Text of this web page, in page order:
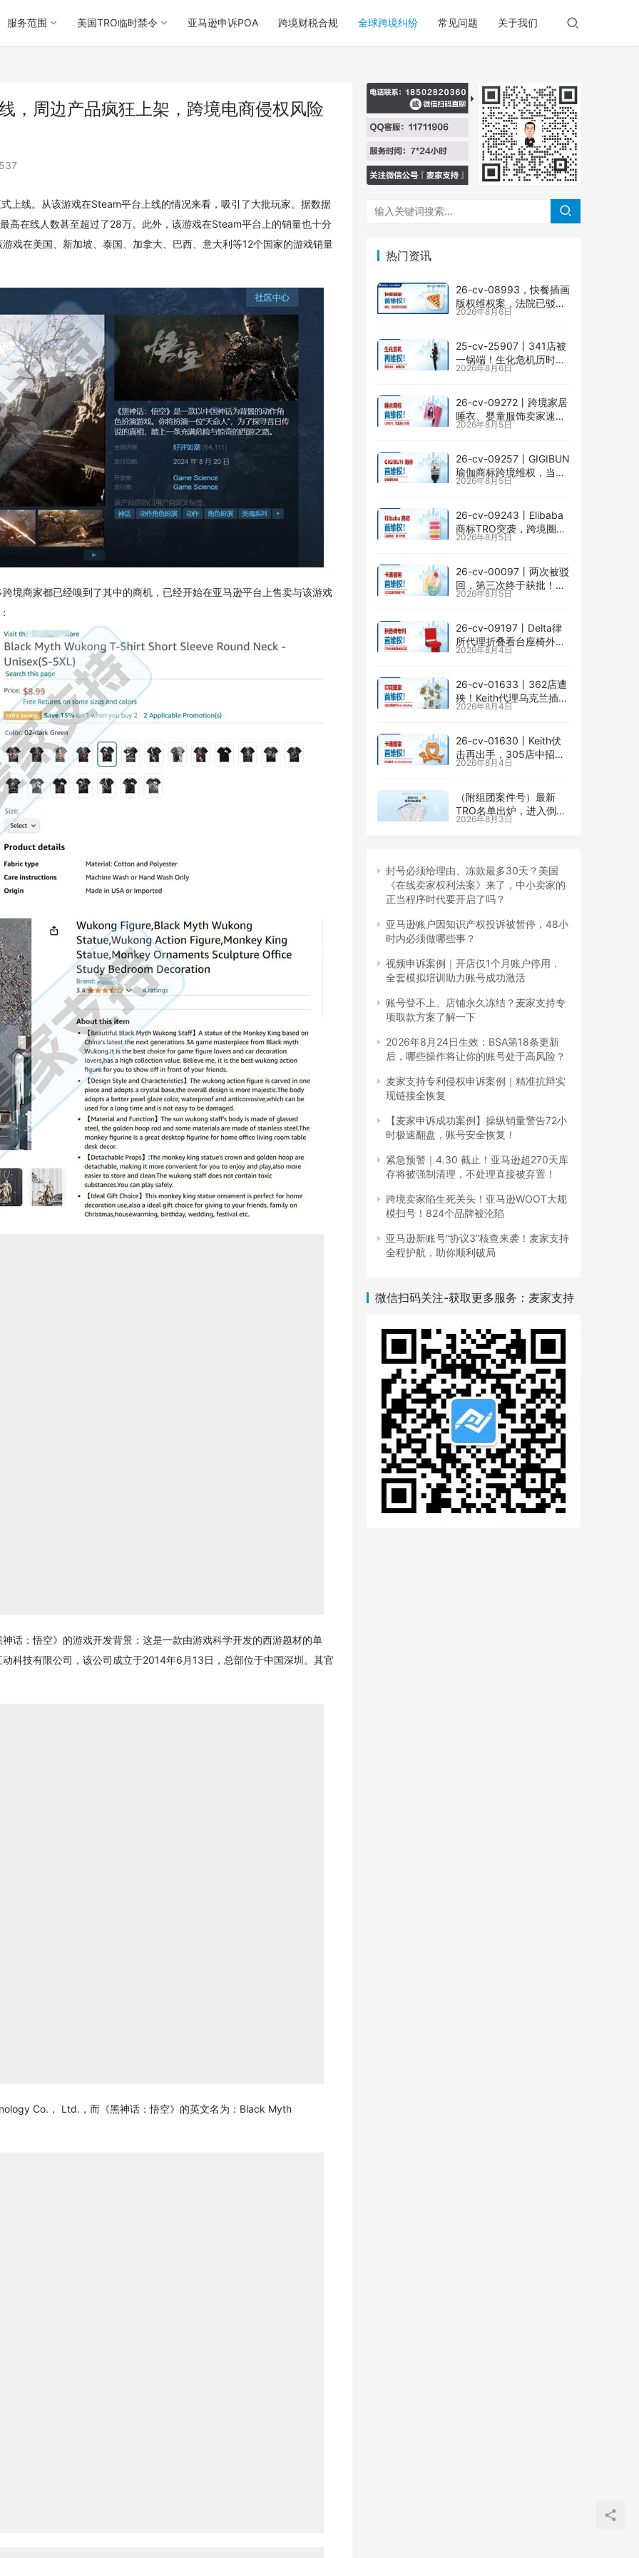
服务范围 美国TRO临时禁令 亚马逊申诉POA 跨境财税合规 全球跨境纠纷 常见问题 关于我们
，周边产品疯狂上架，跨境电商侵权风险
上线。从该游戏在Steam平台上线的情况来看，吸引了大批玩家。据数据
高在线人数甚至超过了28万。此外，该游戏在Steam平台上的销量也十分
戏在美国、新加坡、泰国、加拿大、巴西、意大利等12个国家的游戏销量
境商家都已经嗅到了其中的商机，已经开始在亚马逊平台上售卖与该游戏
热门资讯
26-cv-08993，快餐插画
版权维权案，法院已驳回
批量合并，剩余商家不要
2026年8月6日
25-cv-25907㇑341店被
一锅端！生化危机历时半
年TRO传票已发，8月24
2026年8月6日
26-cv-09272㇑跨境家居
睡衣、婴童服饰卖家速自
查CENLYE商标滥用情况
2026年8月5日
26-cv-09257㇑GIGIBUN
瑜伽商标跨境维权，当心
TRO冻结风险
2026年8月5日
26-cv-09243㇑Elibaba
商标TRO突袭，跨境圈内
卷持续升级
2026年8月5日
26-cv-00097㇑两次被驳
回，第三次终于获批！几
乎被遗忘的Senay
全面来袭
2026年8月5日
26-cv-09197㇑Delta律
所代理折叠看台座椅外观
专利维权，11个亚马逊卖
2026年8月4日
26-cv-01633㇑362店遭
殃！Keith代理乌克兰插画
师Elvira Safiullina四款版
2026年8月4日
26-cv-01630㇑Keith伏
击再出手，305店中招
Irina Miroshnichenko版
2026年8月4日
（附组团案件号）最新
TRO名单出炉，进入倒计
时｜7月最后一周美国
2026年8月3日
封号必须给理由、冻款最多30天？美国
《在线卖家权利法案》来了，中小卖家的
正当程序时代要开启了吗？
亚马逊账户因知识产权投诉被暂停，48小
时内必须做哪些事？
视频申诉案例｜开店仅1个月账户停用，
全套模拟培训助力账号成功激活
账号登不上、店铺永久冻结？麦家支持专
项取款方案了解一下
2026年8月24日生效：BSA第18条更新
后，哪些操作将让你的账号处于高风险？
麦家支持专利侵权申诉案例｜精准抗辩实
现链接全恢复
【麦家申诉成功案例】操纵销量警告72小
时极速翻盘，账号安全恢复！
紧急预警｜4.30 截止！亚马逊超270天库
存将被强制清理，不处理直接被弃置！
跨境卖家陷生死关头！亚马逊WOOT大规
模扫号！824个品牌被沦陷
亚马逊新账号“协议3”核查来袭！麦家支持
全程护航，助你顺利破局
微信扫码关注-获取更多服务：麦家支持